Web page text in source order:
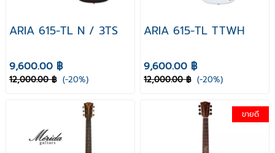
ARIA 615-TL N / 3TS
9,600.00 ฿
12,000.00 ฿ (-20%)
ARIA 615-TL TTWH
9,600.00 ฿
12,000.00 ฿ (-20%)
ขายดี